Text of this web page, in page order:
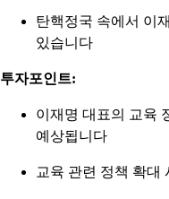
탄핵정국 속에서 이
있습니다
투자포인트:
이재명 대표의 교육
예상됩니다
교육 관련 정책 확대